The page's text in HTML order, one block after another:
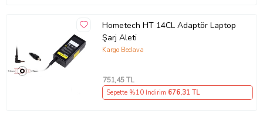
Hometech HT 14CL Adaptör Laptop
Şarj Aleti
Kargo Bedava
751,45 TL
Sepette %10 İndirim 676,31 TL